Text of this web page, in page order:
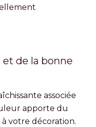
de la bonne
associée
apporte du
votre décoration.